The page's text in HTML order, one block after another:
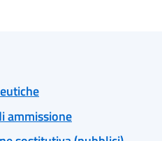
ammissione